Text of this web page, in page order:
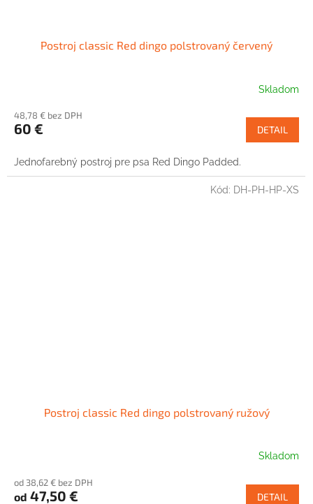
Postroj classic Red dingo polstrovaný červený
Skladom
48,78 € bez DPH
60 € DETAIL
Jednofarebný postroj pre psa Red Dingo Padded.
Postroj classic Red dingo polstrovaný ružový
Skladom
od 38,62 € bez DPH
od 47,50 € DETAIL
Kód: DH-PH-HP-XS